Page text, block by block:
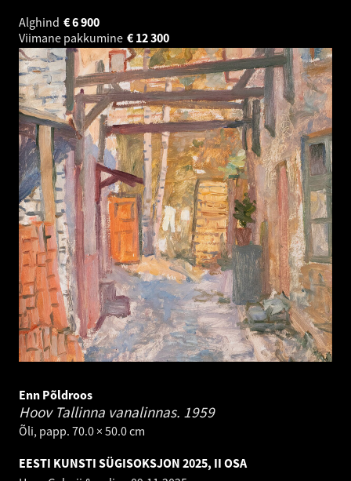
Alghind
6 900
€
Viimane pakkumine
12 300
€
Enn Põldroos
Hoov Tallinna vanalinnas. 1959
Õli, papp. 70.0 × 50.0 cm
EESTI KUNSTI SÜGISOKSJON 2025, II OSA